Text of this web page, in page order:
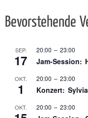
Bevorstehende
SEP.
17
20:00 – 23:00
Jam-Session:
OKT.
1
20:00 – 23:00
Konzert:
OKT. 20:00 – 23:00